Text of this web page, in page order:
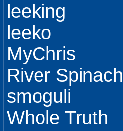
leeking
leeko
MyChris
River Spinach
smoguli
Whole Truth